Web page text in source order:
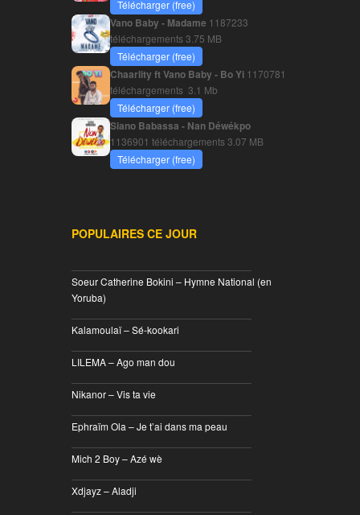
Télécharger (free)
Vano Baby - Madame 1187233
téléchargements3.75 MB
Télécharger (free)
Chaarlity ft Vano Baby - Bo Yi 1170781
téléchargements 3.1 Mb
Télécharger (free)
Siano Babassa - Nan Déwékpo
1136901 téléchargements3.07 MB
Télécharger (free)
POPULAIRES CE JOUR
Soeur Catherine Bokini – Hymne National (en
Yoruba)
Kalamoulaï – Sé-kookari
LILEMA – Ago man dou
Nikanor – Vis ta vie
Ephraïm Ola – Je t’ai dans ma peau
Mich 2 Boy – Azé wè
Xdjayz – Aladji